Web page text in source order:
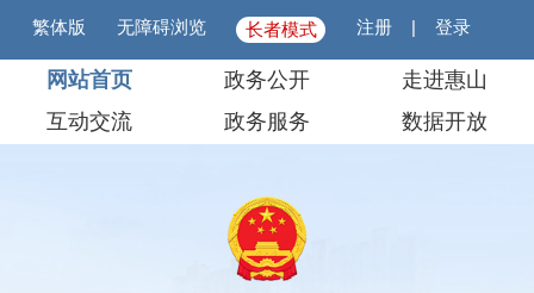
繁体版 无障碍浏览 长者模式 注册 |登录
网站首页 政务公开
走进惠山
互动交流
政务服务 数据开放